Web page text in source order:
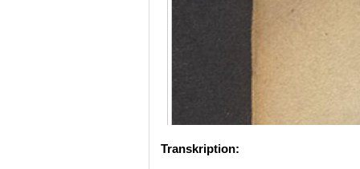
Transkription: